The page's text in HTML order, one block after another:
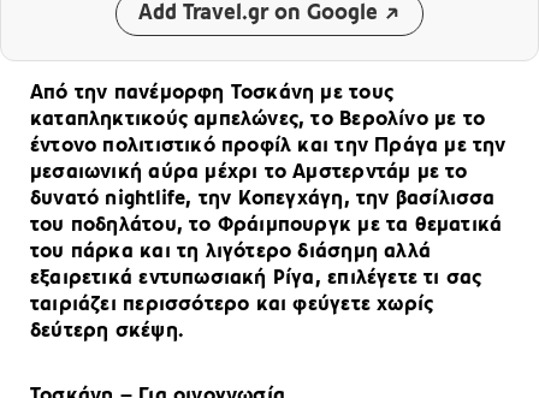
Add Travel.gr on Google
Από την πανέμορφη Τοσκάνη με τους
καταπληκτικούς αμπελώνες, το Βερολίνο με το
έντονο πολιτιστικό προφίλ και την Πράγα με την
μεσαιωνική αύρα μέχρι το Αμστερντάμ με το
δυνατό nightlife, την Κοπεγχάγη, την βασίλισσα
του ποδηλάτου, το Φράιμπουργκ με τα θεματικά
του πάρκα και τη λιγότερο διάσημη αλλά
εξαιρετικά εντυπωσιακή Ρίγα, επιλέγετε τι σας
ταιριάζει περισσότερο και φεύγετε χωρίς
δεύτερη σκέψη.